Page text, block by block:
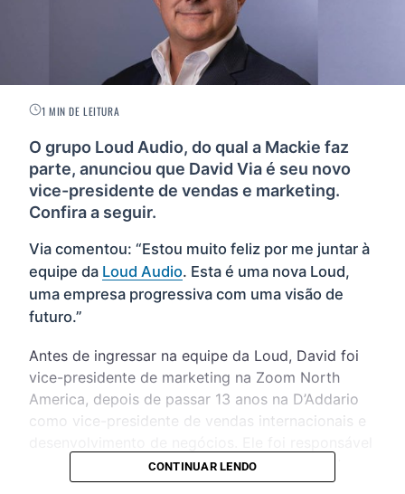
1 MIN DE LEITURA
O grupo Loud Audio, do qual a Mackie faz
parte, anunciou que David Via é seu novo
vice-presidente de vendas e marketing.
Confira a seguir.
Via comentou: “Estou muito feliz por me juntar à
equipe da Loud Audio. Esta é uma nova Loud,
uma empresa progressiva com uma visão de
futuro.”
Antes de ingressar na equipe da Loud, David foi
vice-presidente de marketing na Zoom North
America, depois de passar 13 anos na D’Addario
como vice-presidente de vendas internacionais e
por uma infinidade de lançamentos de produtos
de sucesso no setor de instrumentos musicais,
CONTINUAR LENDO